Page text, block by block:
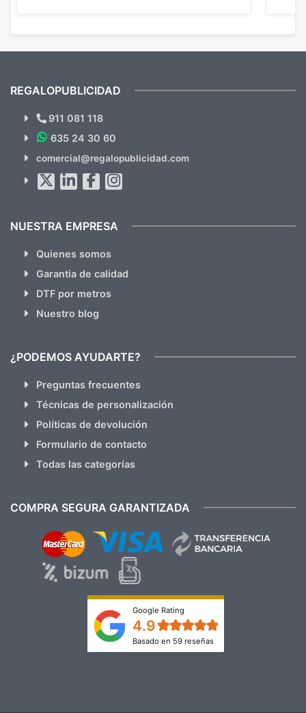
¿Quieres ver nuestras últimas
Novedades y Ofertas?
hacemos Spam)
REGALOPUBLICIDAD
911 081 118
635 24 30 60
comercial@regalopublicidad.com
NUESTRA EMPRESA
Quienes somos
Garantia de calidad
DTF por metros
Nuestro blog
¿PODEMOS AYUDARTE?
Preguntas frecuentes
Técnicas de personalización
Políticas de devolución
Formulario de contacto
Todas las categorías
COMPRA SEGURA GARANTIZADA
Google Rating
4.9
Basado en 59 reseñas